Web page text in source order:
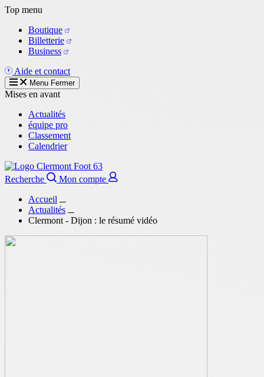
Aller
contenu
principal
Top menu
Boutique
Billetterie
Business
Aide et contact
Menu Fermer
Mises en avant
Actualités
équipe pro
Classement
Calendrier
Recherche
Mon compte
Accueil
Actualités
Clermont - Dijon : le résumé vidéo